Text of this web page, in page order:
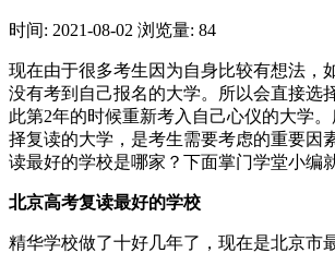
时间: 2021-08-02 浏览量: 84
现在由于很多考生因为自身比较有想法，
没有考到自己报名的大学。所以会直接选
此第2年的时候重新考入自己心仪的大学
择复读的大学，是考生需要考虑的重要因
读最好的学校是哪家？下面掌门学堂小编
北京高考复读最好的学校
精华学校做了十好几年了，现在是北京市